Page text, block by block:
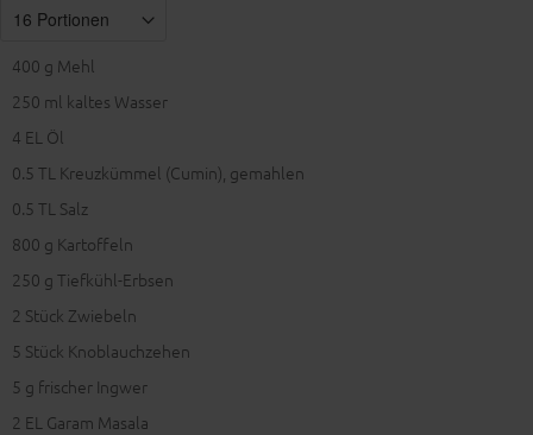
400 g Mehl
250 ml kaltes Wasser
4 EL Öl
0.5 TL Kreuzkümmel (Cumin), gemahlen
0.5 TL Salz
800 g Kartoffeln
250 g Tiefkühl-Erbsen
2 Stück Zwiebeln
5 Stück Knoblauchzehen
5 g frischer Ingwer
2 EL Garam Masala